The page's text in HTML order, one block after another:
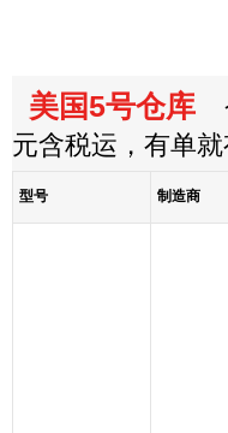
美国5号仓库
元含税运，有单
型号 制造商